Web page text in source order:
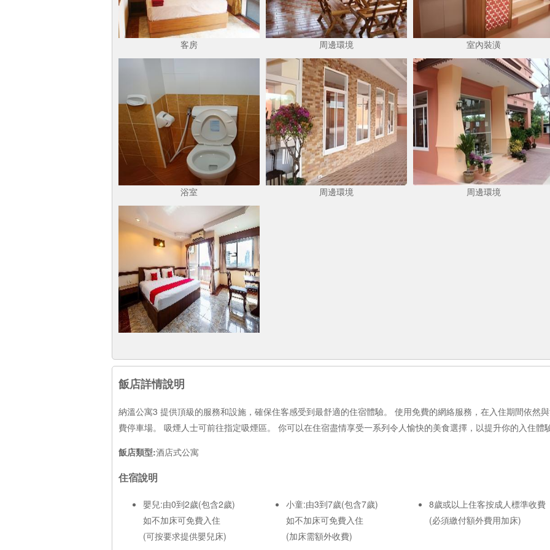
客房 周邊環境 室內裝潢
浴室 周邊環境 周邊環境
飯店詳情說明
納溫公寓3 提供頂級的服務和設施，確保住客感受到最舒適的住宿體驗。 使用免費的網絡服務，在入住期間依然
費停車場。 吸煙人士可前往指定吸煙區。 你可以在住宿盡情享受一系列令人愉快的美食選擇，以提升你的入住體
飯店類型:酒店式公寓
住宿說明
嬰兒:由0到2歲(包含2歲)
如不加床可免費入住
(可按要求提供嬰兒床)
小童:由3到7歲(包含7歲)
如不加床可免費入住
(加床需額外收費)
8歲或以上住客按成人標準收費
(必須繳付額外費用加床)